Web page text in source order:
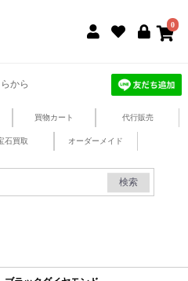
0
から
買物カート 代行販売
石買取 オーダーメイド
検索